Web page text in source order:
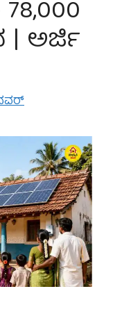
ಅರ್ಜಿ